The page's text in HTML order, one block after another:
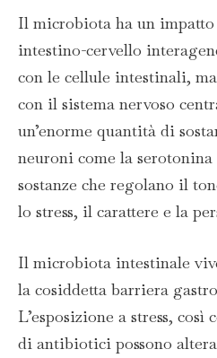
Il microbiota ha un impatto
intestino-cervello
con le cellule intestinali,
con il sistema nervoso
un’enorme quantità di
neuroni come la
sostanze che regolano il
lo stress, il carattere e la
Il microbiota intestinale
la cosiddetta barriera
L’esposizione a stress, così
di antibiotici possono